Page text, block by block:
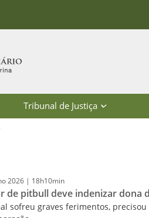
- Rybená
Tribunal de Justiça
Judiciário de
2026 | 18h10min
de pitbull deve indenizar dona
sofreu graves ferimentos,